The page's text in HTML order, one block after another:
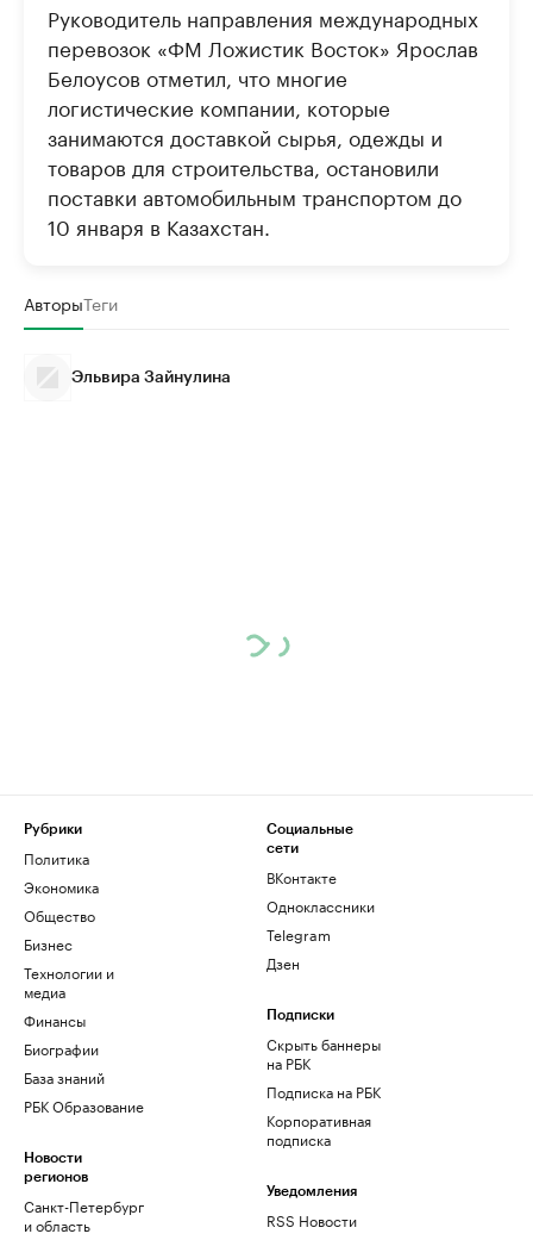
Руководитель направления международных
перевозок «ФМ Ложистик Восток» Ярослав
Белоусов отметил, что многие
логистические компании, которые
занимаются доставкой сырья, одежды и
товаров для строительства, остановили
поставки автомобильным транспортом до
10 января в Казахстан.
АвторыТеги
Эльвира Зайнулина
Рубрики
Политика
Экономика
Общество
Бизнес
Технологии и
медиа
Финансы
Биографии
База знаний
РБК Образование
Новости
регионов
Санкт-Петербург
и область
Социальные
сети
ВКонтакте
Одноклассники
Telegram
Дзен
Подписки
Скрыть баннеры
на РБК
Подписка на РБК
Корпоративная
подписка
Уведомления
RSS Новости